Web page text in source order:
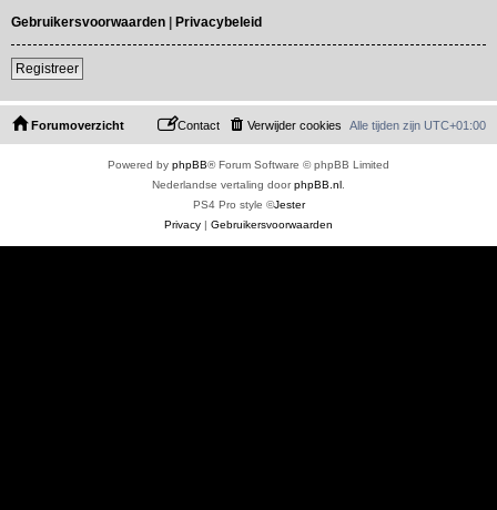
Gebruikersvoorwaarden | Privacybeleid
Registreer
Forumoverzicht Alle tijden zijn UTC+01:00
Verwijder cookies
Contact
Powered by phpBB® Forum Software © phpBB Limited
Nederlandse vertaling doorphpBB.nl
PS4 Pro style ©Jester
Privacy | Gebruikersvoorwaarden